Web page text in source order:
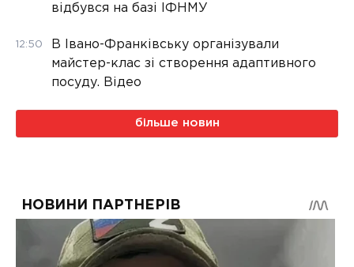
відбувся на базі ІФНМУ
12:50
В Івано-Франківську організували
майстер-клас зі створення адаптивного
посуду. Відео
більше новин